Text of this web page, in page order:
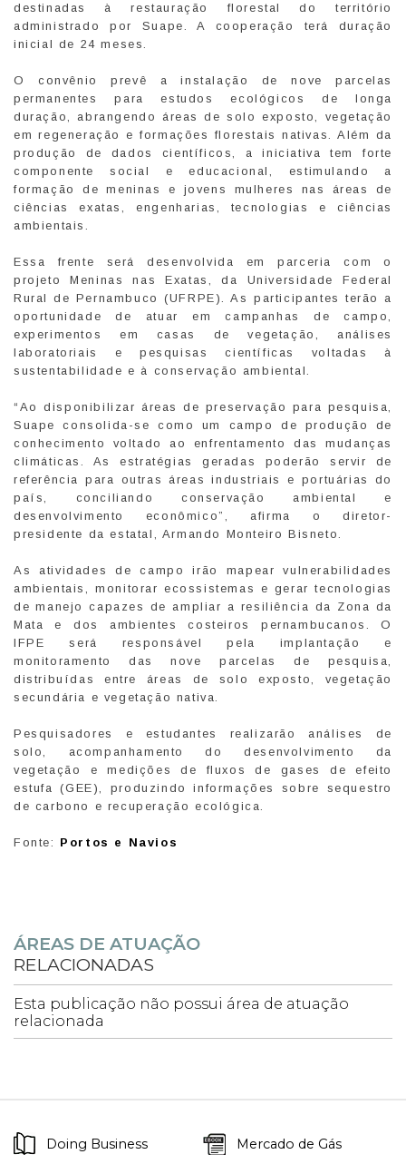
destinadas à restauração florestal do território
administrado por Suape. A cooperação terá duração
inicial de 24 meses.
O convênio prevê a instalação de nove parcelas
permanentes para estudos ecológicos de longa
duração, abrangendo áreas de solo exposto, vegetação
em regeneração e formações florestais nativas. Além da
produção de dados científicos, a iniciativa tem forte
componente social e educacional, estimulando a
formação de meninas e jovens mulheres nas áreas de
ciências exatas, engenharias, tecnologias e ciências
ambientais.
Essa frente será desenvolvida em parceria com o
projeto Meninas nas Exatas, da Universidade Federal
Rural de Pernambuco (UFRPE). As participantes terão a
oportunidade de atuar em campanhas de campo,
experimentos em casas de vegetação, análises
laboratoriais e pesquisas científicas voltadas à
sustentabilidade e à conservação ambiental.
“Ao disponibilizar áreas de preservação para pesquisa,
Suape consolida-se como um campo de produção de
conhecimento voltado ao enfrentamento das mudanças
climáticas. As estratégias geradas poderão servir de
referência para outras áreas industriais e portuárias do
país, conciliando conservação ambiental e
desenvolvimento econômico”, afirma o diretor-
presidente da estatal, Armando Monteiro Bisneto.
As atividades de campo irão mapear vulnerabilidades
ambientais, monitorar ecossistemas e gerar tecnologias
de manejo capazes de ampliar a resiliência da Zona da
Mata e dos ambientes costeiros pernambucanos. O
IFPE será responsável pela implantação e
monitoramento das nove parcelas de pesquisa,
distribuídas entre áreas de solo exposto, vegetação
secundária e vegetação nativa.
Pesquisadores e estudantes realizarão análises de
solo, acompanhamento do desenvolvimento da
vegetação e medições de fluxos de gases de efeito
estufa (GEE), produzindo informações sobre sequestro
de carbono e recuperação ecológica.
Fonte: Portos e Navios
ÁREAS DE ATUAÇÃO
RELACIONADAS
Esta publicação não possui área de atuação
relacionada
Doing Business Mercado de Gás